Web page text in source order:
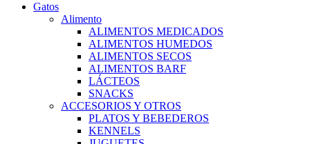
Gatos
Alimento
ALIMENTOS MEDICADOS
ALIMENTOS HUMEDOS
ALIMENTOS SECOS
ALIMENTOS BARF
LÁCTEOS
SNACKS
ACCESORIOS Y OTROS
PLATOS Y BEBEDEROS
KENNELS